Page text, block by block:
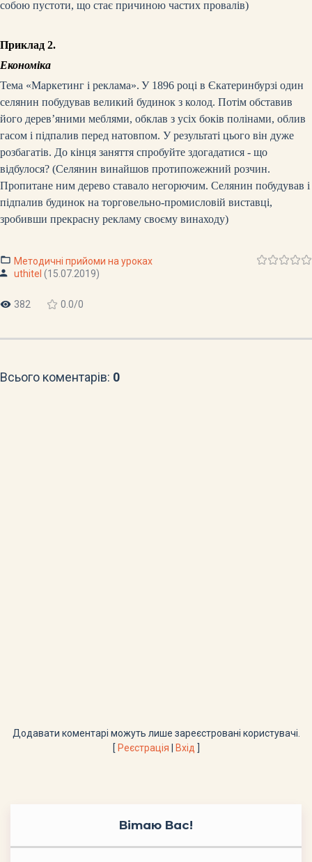
собою пустоти, що стає причиною частих провалів)
Приклад 2.
Економіка
Тема «Маркетинг і реклама». У 1896 році в Єкатеринбурзі один
селянин побудував великий будинок з колод. Потім обставив
його дерев’яними меблями, обклав з усіх боків полінами, облив
гасом і підпалив перед натовпом. У результаті цього він дуже
розбагатів. До кінця заняття спробуйте здогадатися - що
відбулося? (Селянин винайшов протипожежний розчин.
Пропитане ним дерево ставало негорючим. Селянин побудував і
підпалив будинок на торговельно-промисловій виставці,
зробивши прекрасну рекламу своєму винаходу)
Методичні прийоми на уроках
uthitel (15.07.2019)
382 0.0/0
Всього коментарів: 0
Додавати коментарі можуть лише зареєстровані користувачі.
[ Реєстрація Вхід
Вітаю Вас!